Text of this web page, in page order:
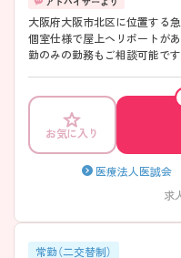
大阪府大阪市北区に位置する急
個室仕様で屋上ヘリポートがあります！ 病棟勤務にご興
勤のみの勤務もご相談可能です。 ご興味のある方には、面接対策ポ
お気に入り
医療法人医誠会
求
常勤（二交替制）